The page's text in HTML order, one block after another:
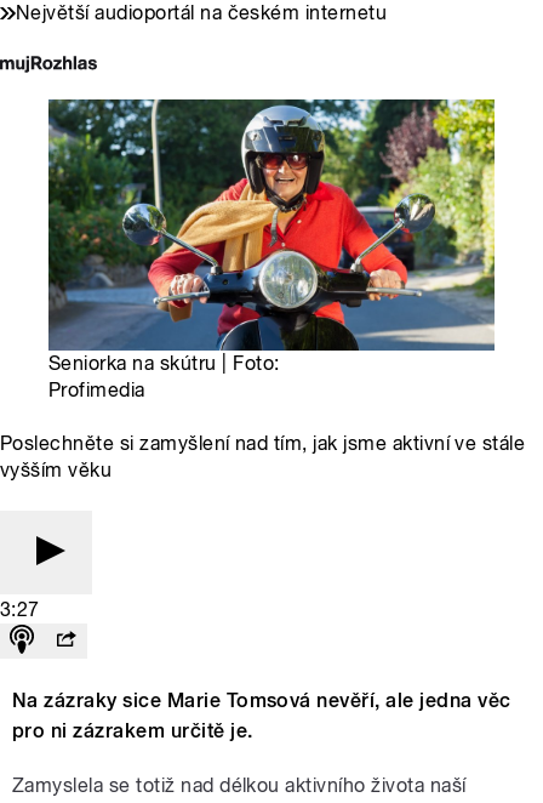
Největší audioportál na českém internetu
Seniorka na skútru | Foto:
Profimedia
Poslechněte si zamyšlení nad tím, jak jsme aktivní ve stále
vyšším věku
3:27
Na zázraky sice Marie Tomsová nevěří, ale jedna věc
pro ni zázrakem určitě je.
Zamyslela se totiž nad délkou aktivního života naší